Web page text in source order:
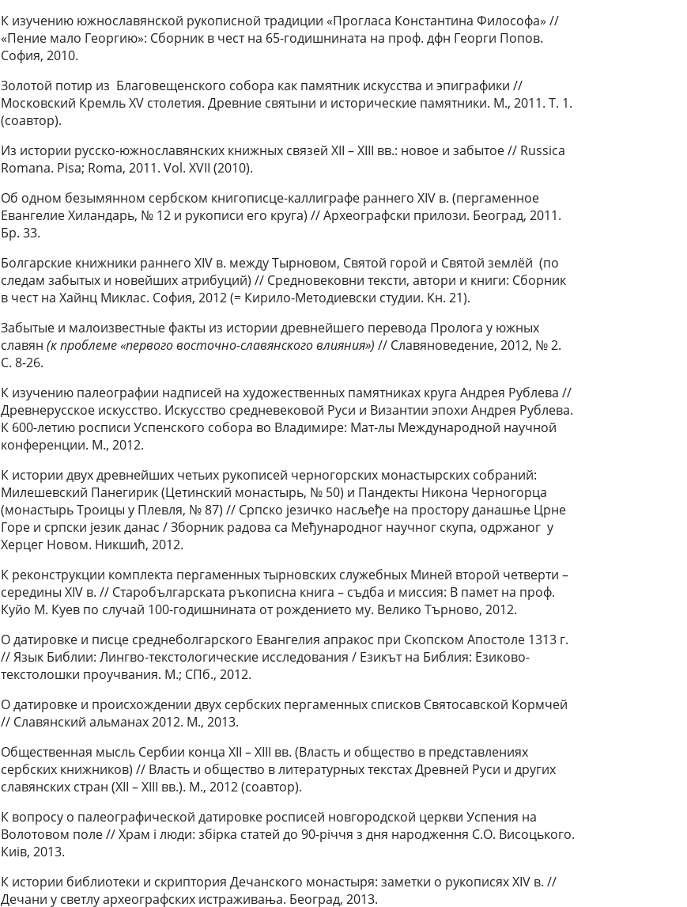
К изучению южнославянской рукописной традиции «Прогласа Константина Философа» //
«Пение мало Георгию»: Сборник в чест на 65-годишнината на проф. дфн Георги Попов.
София, 2010.
Золотой потир из Благовещенского собора как памятник искусства и эпиграфики //
Московский Кремль XV столетия. Древние святыни и исторические памятники. М., 2011. Т. 1.
(соавтор).
Из истории русско-южнославянских книжных связей XII – XIII вв.: новое и забытое // Russica
Romana. Pisa; Roma, 2011. Vol. XVII (2010).
Об одном безымянном сербском книгописце-каллиграфе раннего XIV в. (пергаменное
Евангелие Хиландарь, № 12 и рукописи его круга) // Археографски прилози. Београд, 2011.
Бр. 33.
Болгарские книжники раннего XIV в. между Тырновом, Святой горой и Святой землёй (по
следам забытых и новейших атрибуций) // Средновековни тексти, автори и книги: Сборник
в чест на Хайнц Миклас. София, 2012 (= Кирило-Методиевски студии. Кн. 21).
Забытые и малоизвестные факты из истории древнейшего перевода Пролога у южных
славян (к проблеме «первого восточно-славянского влияния») // Славяноведение, 2012, № 2.
С. 8-26.
К изучению палеографии надписей на художественных памятниках круга Андрея Рублева //
Древнерусское искусство. Искусство средневековой Руси и Византии эпохи Андрея Рублева.
К 600-летию росписи Успенского собора во Владимире: Мат-лы Международной научной
конференции. М., 2012.
К истории двух древнейших четьих рукописей черногорских монастырских собраний:
Милешевский Панегирик (Цетинский монастырь, № 50) и Пандекты Никона Черногорца
(монастырь Троицы у Плевля, № 87) // Српско jезичко насљеђе на простору данашње Црне
Горе и српски jезик данас / Зборник радова са Међународног научног скупа, одржаног у
Херцег Новом. Никшић, 2012.
К реконструкции комплекта пергаменных тырновских служебных Миней второй четверти –
середины XIV в. // Старобългарската ръкописна книга – съдба и миссия: В памет на проф.
Куйо М. Куев по случай 100-годишнината от рождението му. Велико Търново, 2012.
О датировке и писце среднеболгарского Евангелия апракос при Скопском Апостоле 1313 г.
// Язык Библии: Лингво-текстологические исследования / Езикът на Библия: Езиково-
текстолошки проучвания. М.; СПб., 2012.
О датировке и происхождении двух сербских пергаменных списков Святосавской Кормчей
// Славянский альманах 2012. М., 2013.
Общественная мысль Сербии конца XII – XIII вв. (Власть и общество в представлениях
сербских книжников) // Власть и общество в литературных текстах Древней Руси и других
славянских стран (XII – XIII вв.). М., 2012 (соавтор).
К вопросу о палеографической датировке росписей новгородской церкви Успения на
Волотовом поле // Храм i люди: збiрка статей до 90-рiччя з дня народження С.О. Висоцького.
Киiв, 2013.
К истории библиотеки и скриптория Дечанского монастыря: заметки о рукописях XIV в. //
Дечани у светлу археографских истраживања. Београд, 2013.